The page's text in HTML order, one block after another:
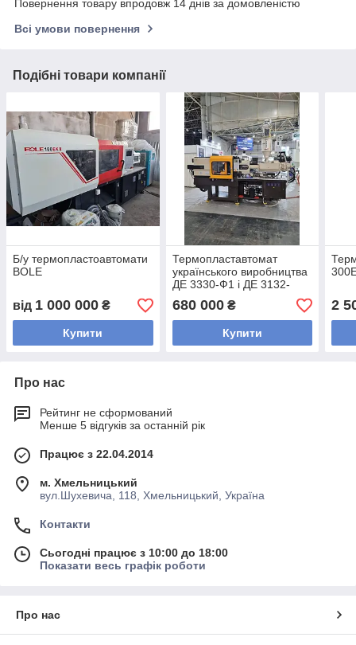
Повернення товару впродовж 14 днів за домовленістю
Всі умови повернення
Подібні товари компанії
Б/у термопластоавтомати
BOLE
від 1 000 000 ₴
Купити
Термопластавтомат
українського виробництва
ДЕ 3330-Ф1 і ДЕ 3132-
250Ц1
680 000₴
Купити
2
Про нас
Рейтинг не сформований
Менше 5 відгуків за останній рік
Працює з 22.04.2014
м. Хмельницький
вул.Шухевича, 118, Хмельницький, Україна
Контакти
Сьогодні працює з 10:00 до 18:00
Показати весь графік роботи
Про нас